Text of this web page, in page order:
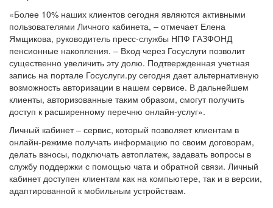
«Более 10% наших клиентов сегодня являются активными
пользователями Личного кабинета, – отмечает Елена
Ямщикова, руководитель пресс-службы НПФ ГАЗФОНД
пенсионные накопления. – Вход через Госуслуги позволит
существенно увеличить эту долю. Подтвержденная учетная
запись на портале Госуслуги.ру сегодня дает альтернативную
возможность авторизации в нашем сервисе. В дальнейшем
клиенты, авторизованные таким образом, смогут получить
доступ к расширенному перечню онлайн-услуг».
Личный кабинет – сервис, который позволяет клиентам в
онлайн-режиме получать информацию по своим договорам,
делать взносы, подключать автоплатеж, задавать вопросы в
службу поддержки с помощью чата и обратной связи. Личный
кабинет доступен клиентам как на компьютере, так и в версии,
адаптированной к мобильным устройствам.